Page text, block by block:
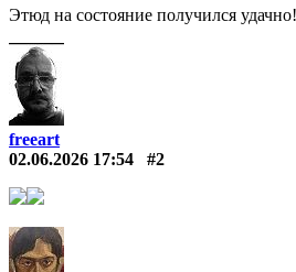
Этюд на состояние получился
freeart
02.06.2026 17:54
#2